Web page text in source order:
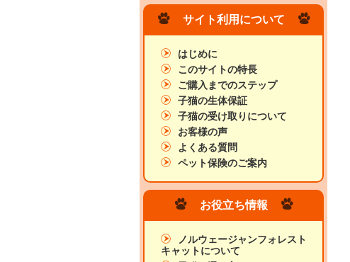
サイト利用について
はじめに
このサイトの特長
ご購入までのステップ
子猫の生体保証
子猫の受け取りについて
お客様の声
よくある質問
ペット保険のご案内
お役立ち情報
ノルウェージャンフォレスト
キャットについて